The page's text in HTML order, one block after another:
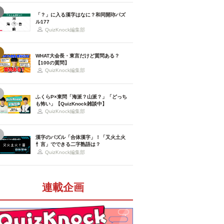
「？」に入る漢字はなに？和同開珎パズ
ル177
QuizKnock編集部
WHAT大会長・東言だけど質問ある？
【100の質問】
QuizKnock編集部
ふくらP×東問「海派？山派？」「どっち
も怖い」【QuizKnock雑談中】
QuizKnock編集部
漢字のパズル「合体漢字」！「又火土火
忄言」でできる二字熟語は？
QuizKnock編集部
連載企画